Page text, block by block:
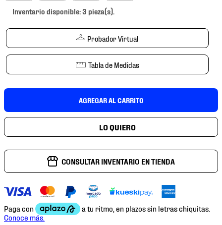
Inventario disponible: 3 pieza(s).
Probador Virtual
Tabla de Medidas
AGREGAR AL CARRITO
CONSULTAR INVENTARIO EN TIENDA
6.
mochila
7.
mochilas